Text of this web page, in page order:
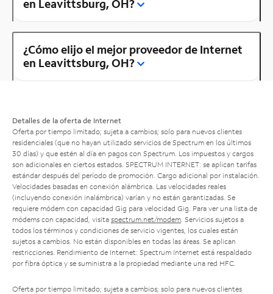
en Leavittsburg, OH?
¿Cómo elijo el mejor proveedor de Internet
en Leavittsburg, OH?
Detalles de la oferta de Internet
Oferta por tiempo limitado; sujeta a cambios; solo para nuevos clientes
residenciales (que no hayan utilizado servicios de Spectrum en los últimos
30 días) y que estén al día en pagos con Spectrum. Los impuestos y cargos
son adicionales en ciertos estados. SPECTRUM INTERNET: se aplican tarifas
estándar después del período de promoción. Cargo adicional por instalación.
Velocidades basadas en conexión alámbrica. Las velocidades reales
(incluyendo conexión inalámbrica) varían y no están garantizadas. Se
requiere módem con capacidad Gig para velocidad Gig. Para ver una lista de
módems con capacidad, visita spectrum.net/modem . Servicios sujetos a
todos los términos y condiciones de servicio vigentes, los cuales están
sujetos a cambios. No están disponibles en todas las áreas. Se aplican
restricciones. Rendimiento de Internet: Spectrum Internet está respaldado
por fibra óptica y se suministra a la propiedad mediante una red HFC.
Oferta por tiempo limitado; sujeta a cambios; solo para nuevos clientes